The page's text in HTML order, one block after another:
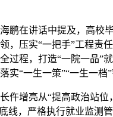
鹏在讲话中提及，高校
，压实“一把手”工程责
过程，打造“一院一品”
实“一生一策”“一生一
仵增亮从“提高政治站
线，严格执行就业监测